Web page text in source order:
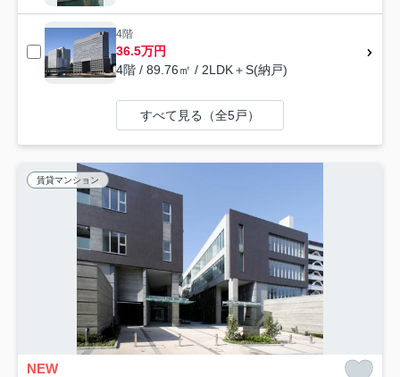
4階
36.5万円
4階 / 89.76㎡ / 2LDK＋S(納戸)
すべて見る（全5戸）
賃貸マンション
NEW